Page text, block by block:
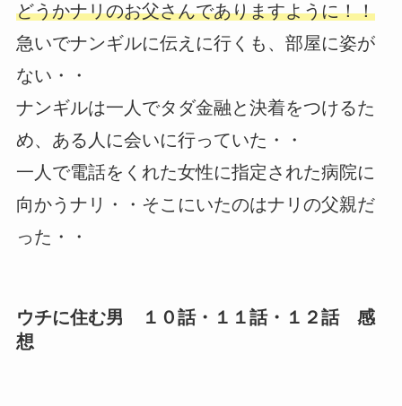
どうかナリのお父さんでありますように！！
急いでナンギルに伝えに行くも、部屋に姿が
ない・・
ナンギルは一人でタダ金融と決着をつけるた
め、ある人に会いに行っていた・・
一人で電話をくれた女性に指定された病院に
向かうナリ・・そこにいたのはナリの父親だ
った・・
ウチに住む男 １０話・１１話・１２話 感
想